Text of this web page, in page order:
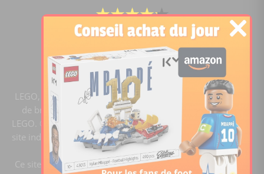
Comparateur de prix Lego
4.2/5 -15447notes
LEGO, le logo LEGO, la figurine LEGO et les configurations
de briques sont des marques commerciales du groupe
LEGO. ©2020 The LEGO Group. Templeofbricks.com est un
site indépendant du groupe LEGO, il n'est pas sponsorisé ni
validé par LEGO.
Ce site est membre du programme Ebay Partner Network.